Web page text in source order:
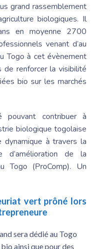
grand rassemblement
biologiques. Il
en moyenne 2700
venant d’au
Togo à cet évènement
renforcer la visibilité
bio sur les marchés
pouvant contribuer à
biologique togolaise
dynamique à travers la
de la
Togo (ProComp). Un
vert prôné lors
sera dédié au Togo
ainsi que pour des